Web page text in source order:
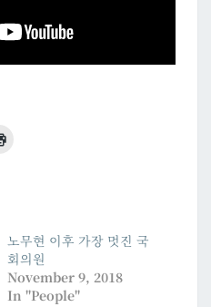
노무현 이후 가장 멋진 국
회의원
November 9, 2018
In "People"